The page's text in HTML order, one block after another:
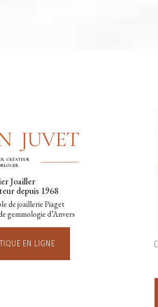
Joailler
depuis 1968
de joaillerie Piaget
gemmologie d’Anvers
EN LIGNE